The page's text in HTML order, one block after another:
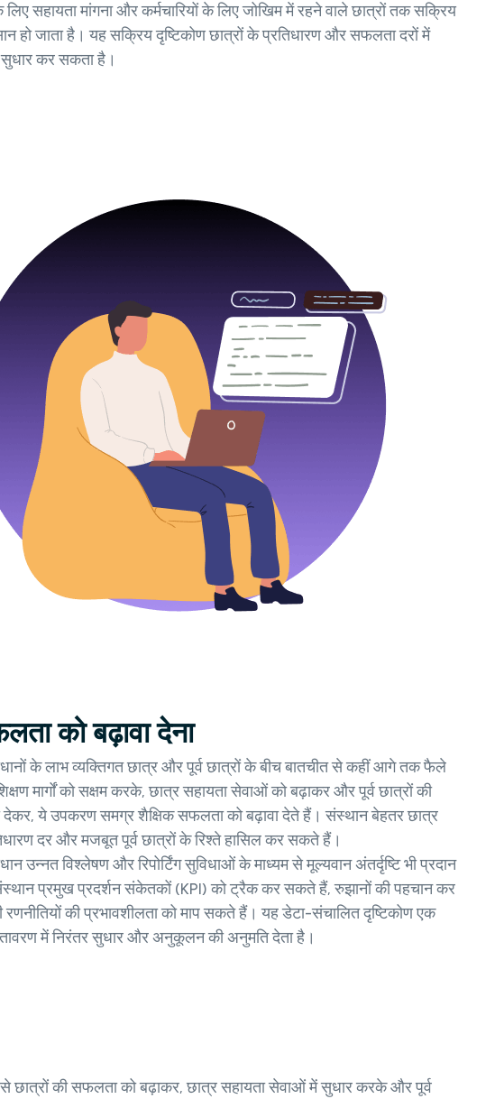
सहायता मांगना और कर्मचारियों के लिए जोखिम में रहने वाले छात्रों तक सक्रिय
हो जाता है। यह सक्रिय दृष्टिकोण छात्रों के प्रतिधारण और सफलता दरों में
कर सकता है।
को बढ़ावा देना
के लाभ व्यक्तिगत छात्र और पूर्व छात्रों के बीच बातचीत से कहीं आगे तक फैले
मार्गों को सक्षम करके, छात्र सहायता सेवाओं को बढ़ाकर और पूर्व छात्रों की
देकर, ये उपकरण समग्र शैक्षिक सफलता को बढ़ावा देते हैं। संस्थान बेहतर छात्र
दर और मजबूत पूर्व छात्रों के रिश्ते हासिल कर सकते हैं।
उन्नत विश्लेषण और रिपोर्टिंग सुविधाओं के माध्यम से मूल्यवान अंतर्दृष्टि भी प्रदान
प्रमुख प्रदर्शन संकेतकों (KPI) को ट्रैक कर सकते हैं, रुझानों की पहचान कर
की प्रभावशीलता को माप सकते हैं। यह डेटा-संचालित दृष्टिकोण एक
में निरंतर सुधार और अनुकूलन की अनुमति देता है।
से छात्रों की सफलता को बढ़ाकर, छात्र सहायता सेवाओं में सुधार करके और पूर्व